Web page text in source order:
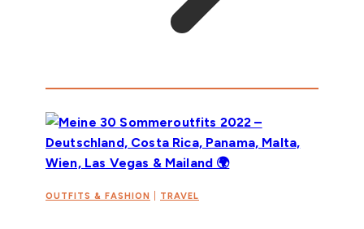
OUTFITS & FASHION TRAVEL